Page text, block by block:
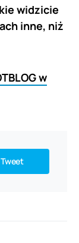
widzicie
inne, niż
w
Tweet